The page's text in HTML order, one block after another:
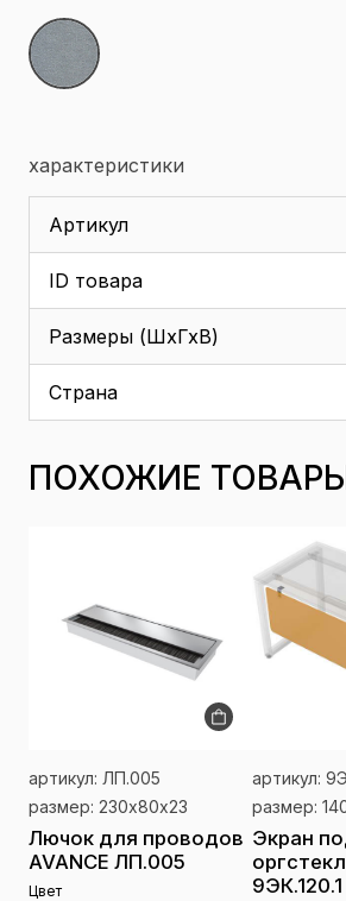
характеристики
Артикул
ID товара
Размеры (ШхГхВ)
Страна
ПОХОЖИЕ
артикул: ЛП.005
размер: 230х80х23
Лючок для проводов
AVANCE ЛП.005
Цвет
артикул:
размер:
Экран
9ЭК.120.1